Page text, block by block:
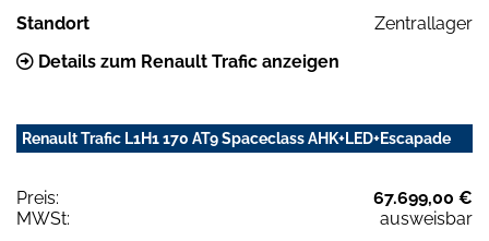
Standort
Zentrallager
Details zum Renault Trafic anzeigen
Renault Trafic L1H1 170 AT9 Spaceclass AHK+LED+Escapade
Preis:
67.699,00 €
MWSt:
ausweisbar